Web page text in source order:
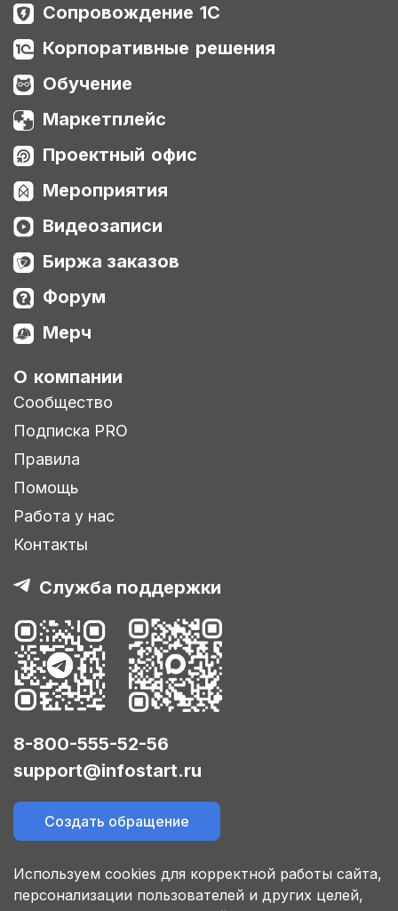
Сопровождение 1С
Корпоративные решения
Обучение
Маркетплейс
Проектный офис
Мероприятия
Видеозаписи
Биржа заказов
Форум
Мерч
О компании
Сообщество
Подписка PRO
Правила
Помощь
Работа у нас
Контакты
Служба поддержки
8-800-555-52-56
support@infostart.ru
Создать обращение
Используем cookies для корректной работы сайта,
персонализации пользователей и других целей,